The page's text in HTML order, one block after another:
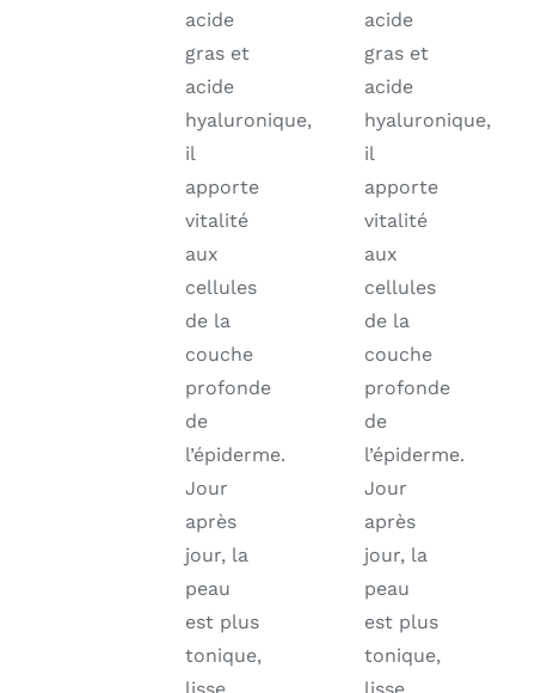
acide
gras et
acide
hyaluronique,
il
apporte
vitalité
aux
cellules
de la
couche
profonde
de
l’épiderme.
Jour
après
jour, la
peau
est plus
tonique,
acide
gras et
acide
hyaluronique,
il
apporte
vitalité
aux
cellules
de la
couche
profonde
de
l’épiderme.
Jour
après
jour, la
peau
est plus
tonique,